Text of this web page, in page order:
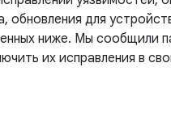
обновления для
ниже. Мы сообщили
их исправления в